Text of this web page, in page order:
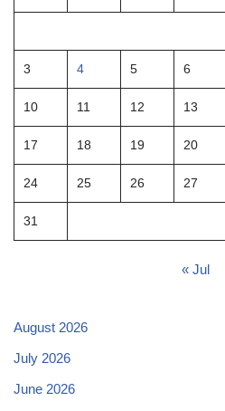
3 4 5 6
10 11 12 13
17 18 19 20
24 25 26 27
31
« Jul
August 2026
July 2026
June 2026